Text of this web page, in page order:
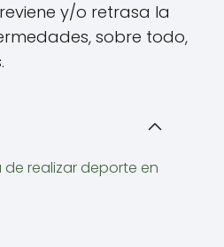
y/o retrasa la
sobre todo,
realizar deporte en